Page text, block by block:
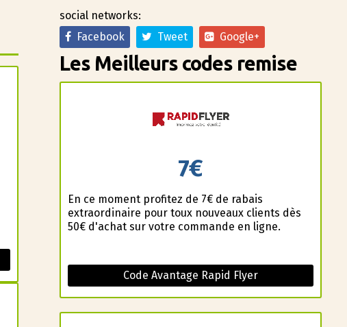
social networks:
Facebook
Tweet Google+
Les Meilleurs codes remise
7€
En ce moment profitez de 7€ de rabais
extraordinaire pour toux nouveaux clients dès
50€ d'achat sur votre commande en ligne.
Code Avantage Rapid Flyer